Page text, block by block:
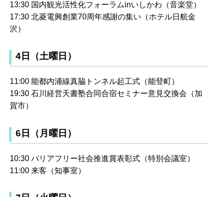
13:30 国内観光活性化フォーラムinいしかわ（音楽堂）
17:30 北菱電興創業70周年感謝の集い（ホテル日航金
沢）
4日（土曜日）
11:00 能都内浦線真脇トンネル起工式（能登町）
19:30 石川経営天書塾合同合宿セミナー意見交換会（加
賀市）
6日（月曜日）
10:30 バリアフリー社会推進賞表彰式（特別会議室）
11:00 来客（知事室）